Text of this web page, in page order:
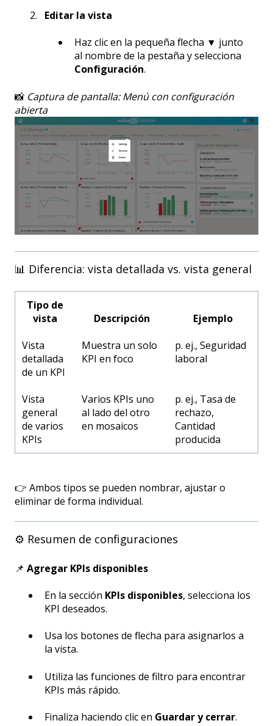
Editar la vista
Haz clic en la pequeña flecha ▼ junto
al nombre de la pestaña y selecciona
Configuración.
📸 Captura de pantalla: Menú con configuración
abierta
📊 Diferencia: vista detallada vs. vista general
Tipo de
vista
Descripción
Ejemplo
Vista
detallada
de un KPI
Muestra un solo
KPI en foco
p. ej., Seguridad
laboral
Vista
general
de varios
KPIs
Varios KPIs uno
al lado del otro
en mosaicos
p. ej., Tasa de
rechazo,
Cantidad
producida
👉 Ambos tipos se pueden nombrar, ajustar o
eliminar de forma individual.
⚙️ Resumen de configuraciones
📌 Agregar KPIs disponibles
En la sección KPIs disponibles, selecciona los
KPI deseados.
Usa los botones de flecha para asignarlos a
la vista.
Utiliza las funciones de filtro para encontrar
KPIs más rápido.
Finaliza haciendo clic en Guardar y cerrar.